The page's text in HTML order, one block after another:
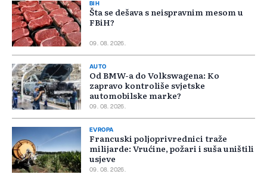
BIH
Šta se dešava s neispravnim mesom u
FBiH?
09. 08. 2026.
AUTO
Od BMW-a do Volkswagena: Ko
zapravo kontroliše svjetske
automobilske marke?
09. 08. 2026.
EVROPA
Francuski poljoprivrednici traže
milijarde: Vrućine, požari i suša uništili
usjeve
09. 08. 2026.